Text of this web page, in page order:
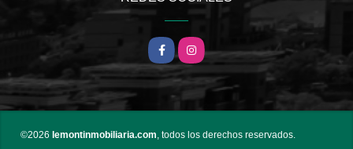
Facebook
Instagram
©2026 lemontinmobiliaria.com , todos los derechos reservados.